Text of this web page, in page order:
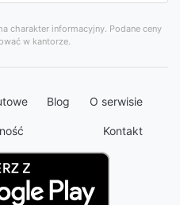
charakter informacyjny. Podane ceny
w kantorze.
Blog O serwisie
Kontakt